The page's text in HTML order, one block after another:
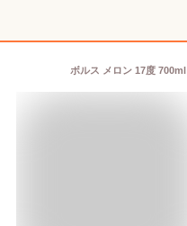
ボルス メロン 17度 700ml